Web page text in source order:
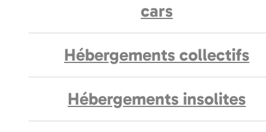
cars
Hébergements collectifs
Hébergements insolites